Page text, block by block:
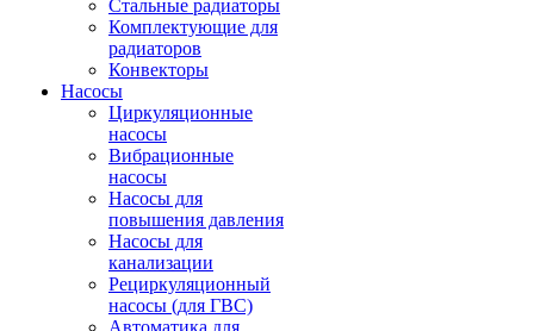
Стальные радиаторы
Комплектующие для
радиаторов
Конвекторы
Насосы
Циркуляционные
насосы
Вибрационные
насосы
Насосы для
повышения давления
Насосы для
канализации
Рециркуляционный
насосы (для ГВС)
Автоматика для